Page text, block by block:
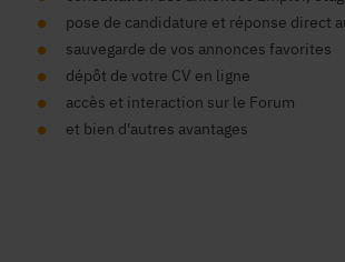
pose de candidature et réponse direct
sauvegarde de vos annonces favorites
dépôt de votre CV en ligne
accès et interaction sur le Forum
et bien d'autres avantages